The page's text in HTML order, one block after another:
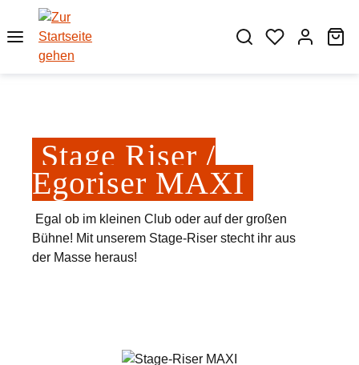
Zum Hauptinhalt springen
Stage Riser /
Egoriser MAXI
Egal ob im kleinen Club oder auf der großen
Bühne! Mit unserem Stage-Riser stecht ihr aus
der Masse heraus!
Bildergalerie überspringen